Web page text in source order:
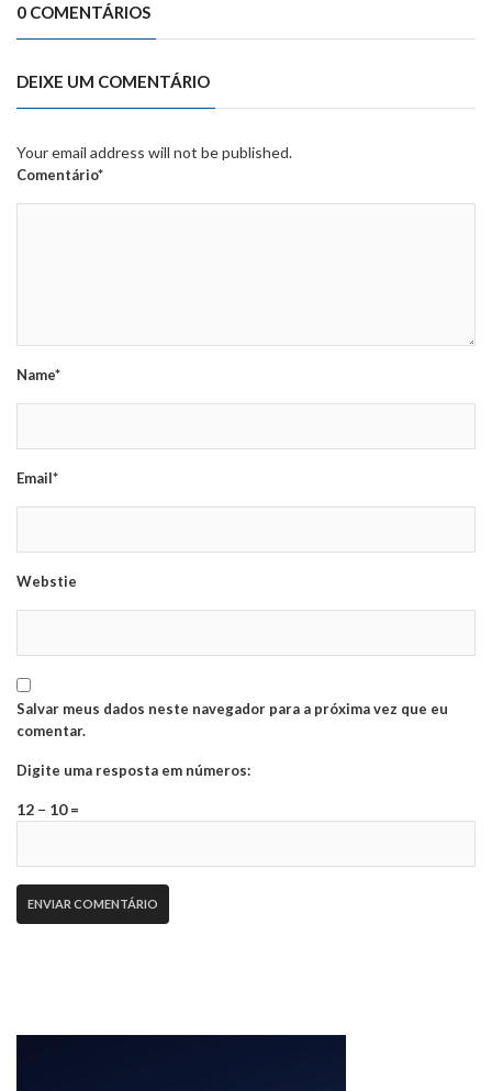
0 COMENTÁRIOS
DEIXE UM COMENTÁRIO
Your email address will not be published.
Comentário*
Name*
Email*
Webstie
Salvar meus dados neste navegador para a próxima vez que eu
comentar.
Digite uma resposta em números:
12 − 10 =